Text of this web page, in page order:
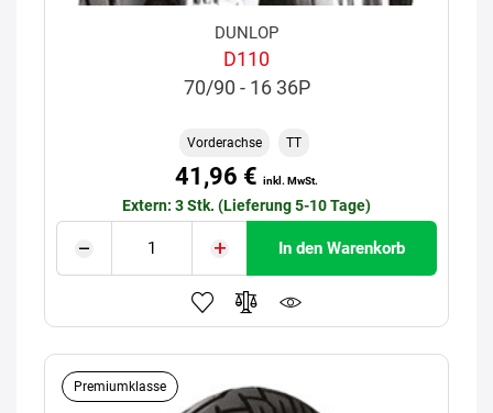
DUNLOP
D110
70/90 - 16 36P
Vorderachse TT
41,96 € inkl. MwSt.
Extern: 3 Stk. (Lieferung 5-10 Tage)
In den Warenkorb
Premiumklasse